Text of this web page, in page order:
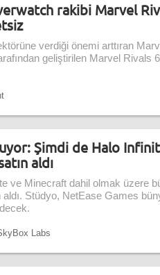
rakibi Marvel
verdiği önemi arttıran
geliştirilen Marvel Rivals
Şimdi de Halo
aldı
ve Minecraft dahil olmak üzere
aldı. Stüdyo, NetEase Games
Labs